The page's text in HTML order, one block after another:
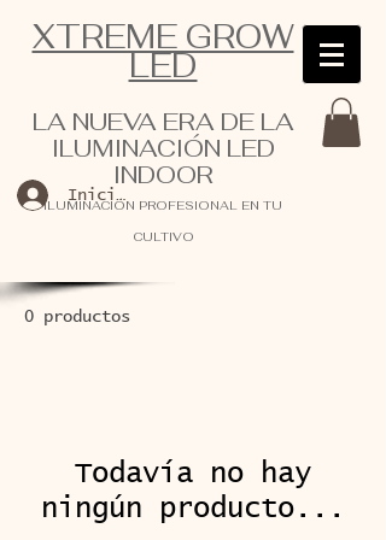
XTREME GROW
LED
LA NUEVA ERA DE LA
ILUMINACIÓN LED
INDOOR
ILUMINACIÓN PROFESIONAL EN TU
CULTIVO
Iniciar sesión
0 productos
Todavía no hay
ningún producto...